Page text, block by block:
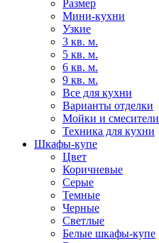
Размер
Мини-кухни
Узкие
3 кв. м.
5 кв. м.
6 кв. м.
9 кв. м.
Все для кухни
Варианты отделки
Мойки и смесители
Техника для кухни
Шкафы-купе
Цвет
Коричневые
Серые
Темные
Черные
Светлые
Белые шкафы-купе